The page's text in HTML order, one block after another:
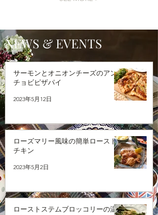
NEWS & EVENTS
サーモンとオニオンチーズのアン
チョビピザパイ
2023年5月12日
ローズマリー風味の簡単ロースト
チキン
2023年5月2日
ローストステムブロッコリーの温